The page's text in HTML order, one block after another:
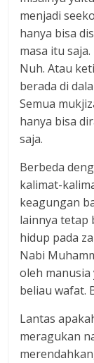
menjadi
hanya bisa
masa itu
Nuh. Atau
berada di
Semua
hanya bisa
saja.
Berbeda
kalimat-
keagungan
lainnya tetap
hidup pada
Nabi
oleh
beliau wafat.
Lantas
meragukan